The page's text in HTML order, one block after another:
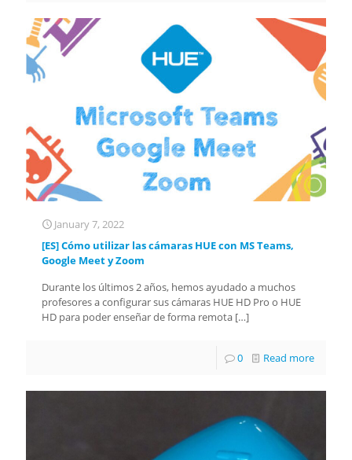
January 7, 2022
[ES] Cómo utilizar las cámaras HUE con MS Teams,
Google Meet y Zoom
Durante los últimos 2 años, hemos ayudado a muchos
profesores a configurar sus cámaras HUE HD Pro o HUE
HD para poder enseñar de forma remota […]
0 Read more